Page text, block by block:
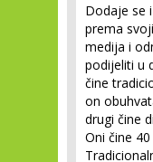
Dodaje se
prema
medija i
podijeliti u
čine
on
drugi čine
Oni čine